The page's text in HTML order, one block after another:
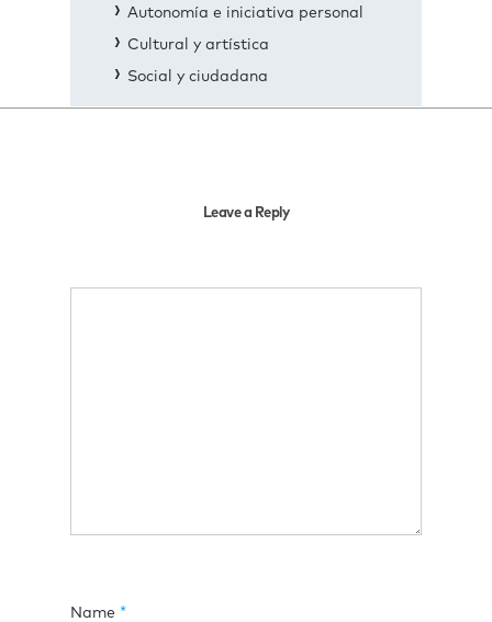
Autonomía e iniciativa personal
Cultural y artística
Social y ciudadana
Leave a Reply
Name *